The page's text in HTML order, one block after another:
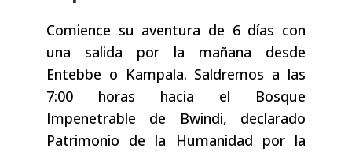
Comience su aventura de 6 días con
una salida por la mañana desde
Entebbe o Kampala. Saldremos a las
7:00 horas hacia el Bosque
Impenetrable de Bwindi, declarado
Patrimonio de la Humanidad por la